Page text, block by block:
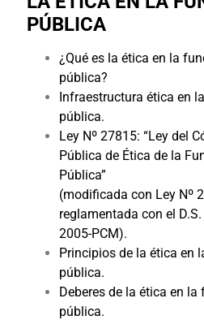
PÚBLICA
¿Qué es la ética en la
pública?
Infraestructura ética en
pública.
Ley Nº 27815: “Ley del
Pública de Ética de la
Pública”
(modificada con Ley Nº
reglamentada con el D.S.
2005-PCM).
Principios de la ética en
pública.
Deberes de la ética en la
pública.